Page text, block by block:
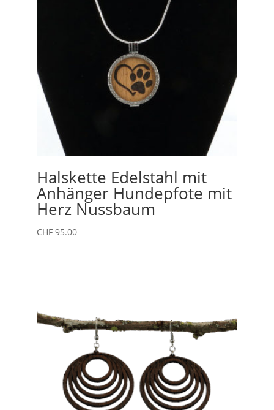
Halskette Edelstahl mit
Anhänger Hundepfote mit
Herz Nussbaum
CHF95.00